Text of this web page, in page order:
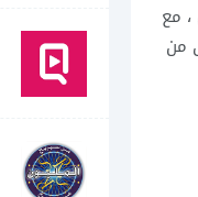
، مع
من